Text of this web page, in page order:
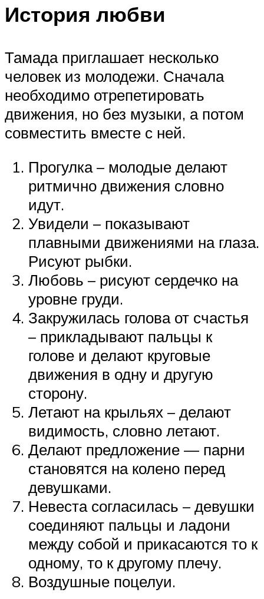
История любви
Тамада приглашает несколько
человек из молодежи. Сначала
необходимо отрепетировать
движения, но без музыки, а потом
совместить вместе с ней.
Прогулка – молодые делают
ритмично движения словно
идут.
Увидели – показывают
плавными движениями на глаза.
Рисуют рыбки.
Любовь – рисуют сердечко на
уровне груди.
Закружилась голова от счастья
– прикладывают пальцы к
голове и делают круговые
движения в одну и другую
сторону.
Летают на крыльях – делают
видимость, словно летают.
Делают предложение — парни
становятся на колено перед
девушками.
Невеста согласилась – девушки
соединяют пальцы и ладони
между собой и прикасаются то к
одному, то к другому плечу.
Воздушные поцелуи.